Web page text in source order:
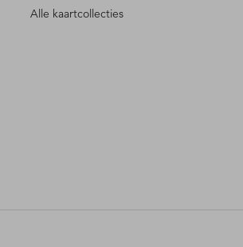
Alle kaartcollecties